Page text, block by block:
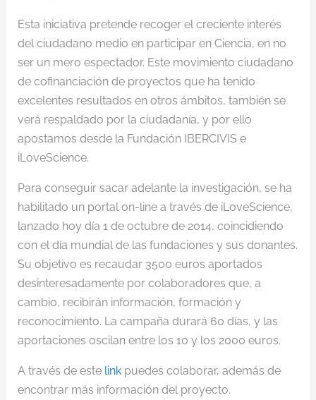
Esta iniciativa pretende recoger el creciente interés
del ciudadano medio en participar en Ciencia, en no
ser un mero espectador. Este movimiento ciudadano
de cofinanciación de proyectos que ha tenido
excelentes resultados en otros ámbitos, también se
verá respaldado por la ciudadanía, y por ello
apostamos desde la Fundación IBERCIVIS e
iLoveScience.
Para conseguir sacar adelante la investigación, se ha
habilitado un portal on-line a través de iLoveScience,
lanzado hoy día 1 de octubre de 2014, coincidiendo
con el día mundial de las fundaciones y sus donantes.
Su objetivo es recaudar 3500 euros aportados
desinteresadamente por colaboradores que, a
cambio, recibirán información, formación y
reconocimiento. La campaña durará 60 días, y las
aportaciones oscilan entre los 10 y los 2000 euros.
A través de este linkpuedes colaborar, además de
encontrar más información del proyecto.